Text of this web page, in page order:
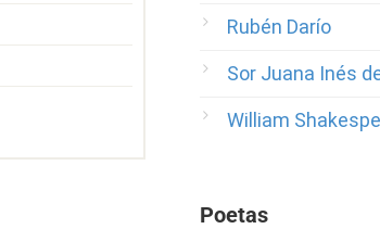
Rubén Darío
Sor Juana Inés
William
Poetas